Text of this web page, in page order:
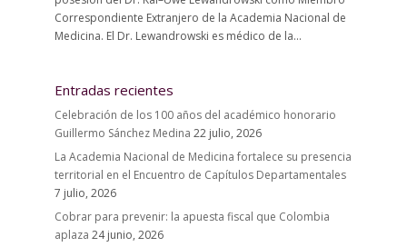
Correspondiente Extranjero de la Academia Nacional de
Medicina. El Dr. Lewandrowski es médico de la...
Entradas recientes
Celebración de los 100 años del académico honorario
Guillermo Sánchez Medina 22 julio, 2026
La Academia Nacional de Medicina fortalece su presencia
territorial en el Encuentro de Capítulos Departamentales
7 julio, 2026
Cobrar para prevenir: la apuesta fiscal que Colombia
aplaza 24 junio, 2026